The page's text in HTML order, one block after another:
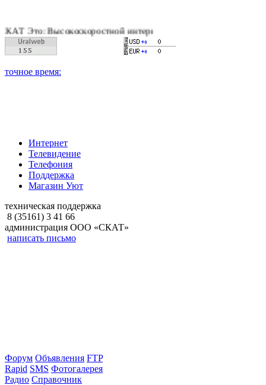
интернет, качественное цифровое и
Интернет
Телевидение
Телефония
Поддержка
Магазин Уют
техническая поддержка
8 (35161) 3 41 66
администрация ООО «СКАТ»
написать письмо
Форум Объявления FTP
Rapid SMS Фотогалерея
Радио Справочник